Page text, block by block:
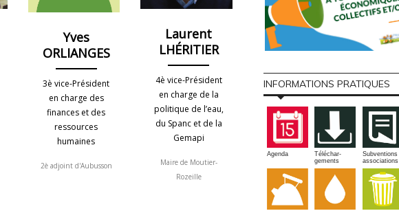
Yves
ORLIANGES
3è vice-Président
en charge des
finances et des
ressources
humaines
2è adjoint d'Aubusson
Laurent
LHÉRITIER
4è vice-Président
en charge de la
politique de l’eau,
du Spanc et de la
Gemapi
Maire de Moutier-
Rozeille
INFORMATIONS PRATIQUES
Agenda
Téléchar-
gements
Subventions
associations